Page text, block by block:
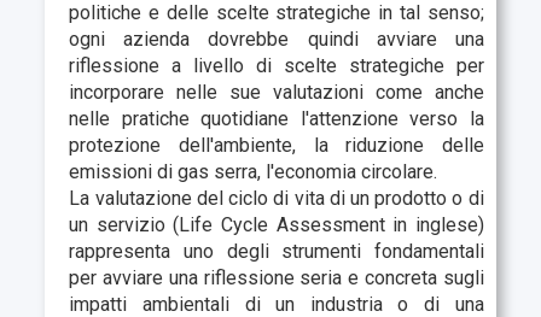
politiche e delle scelte strategiche in tal senso;
ogni azienda dovrebbe quindi avviare una
riflessione a livello di scelte strategiche per
incorporare nelle sue valutazioni come anche
nelle pratiche quotidiane l'attenzione verso la
protezione dell'ambiente, la riduzione delle
emissioni di gas serra, l'economia circolare.
La valutazione del ciclo di vita di un prodotto o di
un servizio (Life Cycle Assessmentin inglese)
rappresenta uno degli strumenti fondamentali
per avviare una riflessione seria e concreta sugli
impatti ambientali di un industria o di una